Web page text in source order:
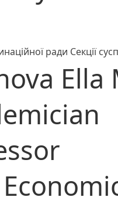
ради Секції
Ella